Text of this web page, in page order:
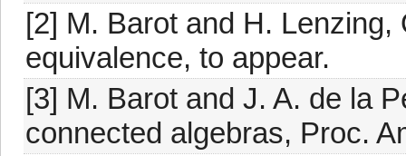
[2] M. Barot and H.
equivalence, to appear.
[3] M. Barot and J. A. de la
connected algebras, Proc.